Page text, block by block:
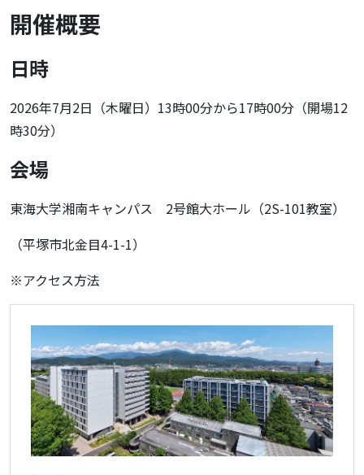
開催概要
日時
2026年7月2日（木曜日）13時00分から17時00分（開場12
時30分）
会場
東海大学湘南キャンパス 2号館大ホール（2S-101教室）
（平塚市北金目4-1-1）
※アクセス方法